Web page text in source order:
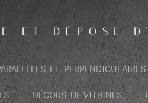
ET DÉPOSE
ET PERPENDICULAIRES
DÉCORS DE VITRINES